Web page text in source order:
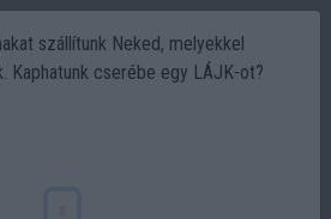
szállítunk Neked, melyekkel
Kaphatunk cserébe egy LÁJK-ot?